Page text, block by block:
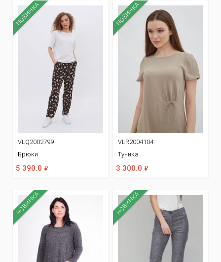
НОВИНКА
VLQ2002799
Брюки
5 390.0 ф
НОВИНКА
VLR2004104
Туника
3 300.0 ф
НОВИНКА НОВИНКА